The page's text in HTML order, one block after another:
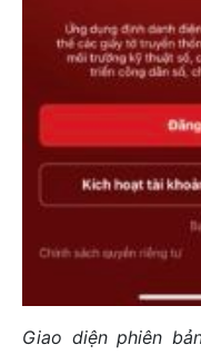
Giao diện phiên